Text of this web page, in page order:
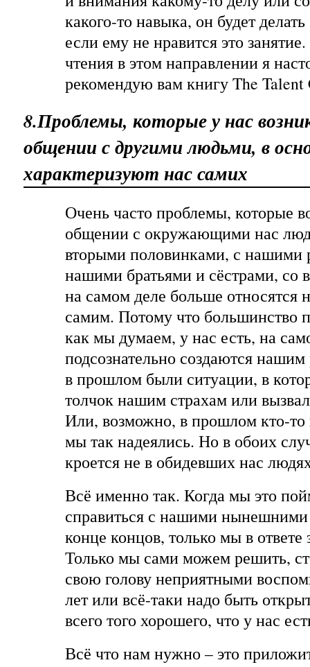
какого-то навыка, он будет
если ему не нравится это
чтения в этом направлении я
рекомендую вам книгу The Talent
8.Проблемы, которые у нас
общении с другими людьми, в
характеризуют нас самих
Очень часто проблемы, которые
общении с окружающими нас
вторыми половинками, с нашими
нашими братьями и сёстрами, со
на самом деле больше относятся
самим. Потому что большинство
как мы думаем, у нас есть, на
подсознательно создаются
в прошлом были ситуации, в
толчок нашим страхам или
Или, возможно, в прошлом кто-то
мы так надеялись. Но в обоих
кроется не в обидевших нас
Всё именно так. Когда мы это
справиться с нашими
конце концов, только мы в
Только мы сами можем решить,
свою голову неприятными
лет или всё-таки надо быть
всего того хорошего, что у нас
Всё что нам нужно – это